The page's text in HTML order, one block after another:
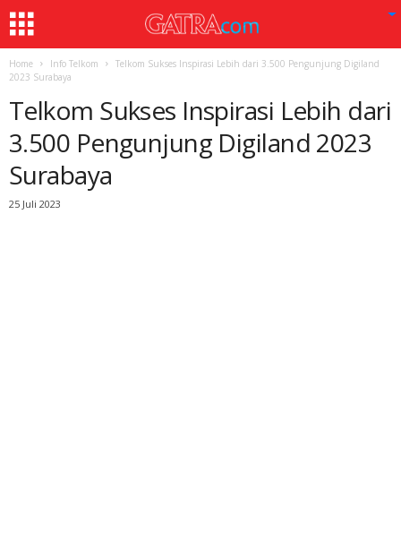
Home Info Telkom
Telkom Sukses Inspirasi Lebih dari 3.500 Pengunjung Digiland
2023 Surabaya
Telkom Sukses Inspirasi Lebih dari
3.500 Pengunjung Digiland 2023
Surabaya
25 Juli 2023